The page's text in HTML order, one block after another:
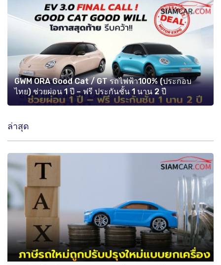
GWM ORA Good Cat / GT รถไฟฟ้า100% (ประกอบ
ไทย) ช่วยผ่อน 1 ปี – ฟรี ประกันชั้น 1 นาน 2 ปี
ล่าสุด